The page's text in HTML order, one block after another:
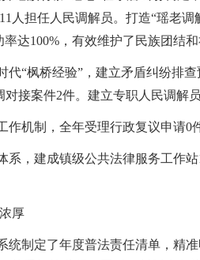
人担任人民调解员。打造“瑶老调
达100%，有效维护了民族团结和
代“枫桥经验” ，建立矛盾纠纷排
接案件2件。建立专职人民调解
作机制，全年受理行政复议申请
系，建成镇级公共法律服务工作
厚
统制定了年度普法责任清单，精